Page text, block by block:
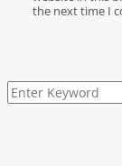
the next time I
Search
for: